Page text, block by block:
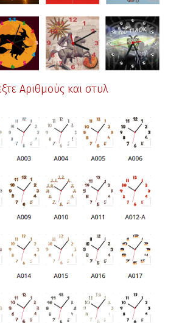
Αριθμούς και στυλ